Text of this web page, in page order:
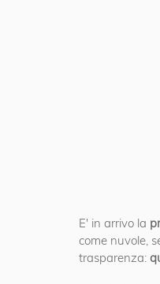
E' in arrivo la
come nuvole,
trasparenza: